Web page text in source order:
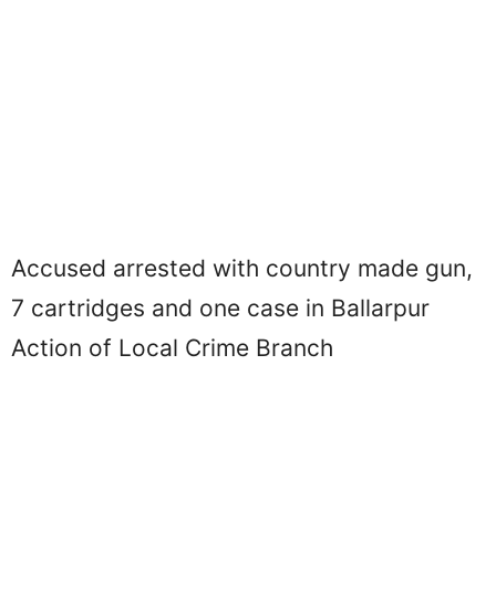
Accused arrested with country made gun,
7 cartridges and one case in Ballarpur
Action of Local Crime Branch